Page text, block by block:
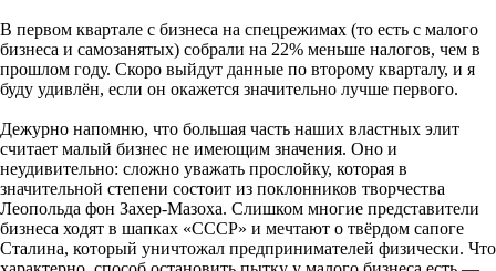
В первом квартале с бизнеса на спецрежимах (то есть с малого
бизнеса и самозанятых) собрали на 22% меньше налогов, чем в
прошлом году. Скоро выйдут данные по второму кварталу, и я
буду удивлён, если он окажется значительно лучше первого.
Дежурно напомню, что большая часть наших властных элит
считает малый бизнес не имеющим значения. Оно и
неудивительно: сложно уважать прослойку, которая в
значительной степени состоит из поклонников творчества
Леопольда фон Захер-Мазоха. Слишком многие представители
бизнеса ходят в шапках «СССР» и мечтают о твёрдом сапоге
Сталина, который уничтожал предпринимателей физически. Что